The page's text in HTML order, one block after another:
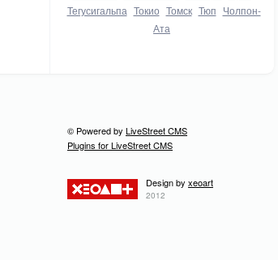
Тегусигальпа Токио Томск Тюп Чолпон-
Ата
© Powered by LiveStreet CMS
Plugins for LiveStreet CMS
Design by xeoart
2012